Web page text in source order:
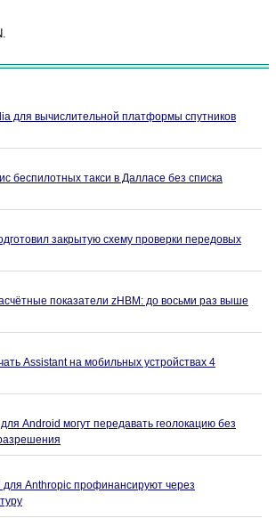
для вычислительной платформы спутников
беспилотных такси в Далласе без списка
закрытую схему проверки передовых
показатели zHBM: до восьми раз выше
Assistant на мобильных устройствах 4
Android могут передавать геолокацию без
для Anthropic профинансируют через